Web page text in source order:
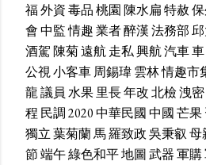
福外資毒品桃園陳水扁特赦
會中監情趣業者醉漢法務部
酒駕陳菊遠航走私興航汽車車
公視小客車周錫瑋雲林情趣市
龍議員 水果里長年改北檢洩密
程 民調2020中華民國中國芒果
獨立葉菊蘭馬羅致政吳秉叡母
節端午綠色和平地圖武器軍購